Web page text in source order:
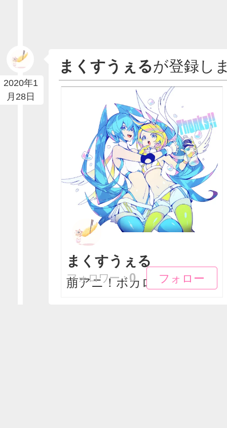
2020年1
月28日
まくすうぇるが登録し
まくすうぇる
萠アニ！ボカロ好き。
フォロー
フォロー
フォロワー：0